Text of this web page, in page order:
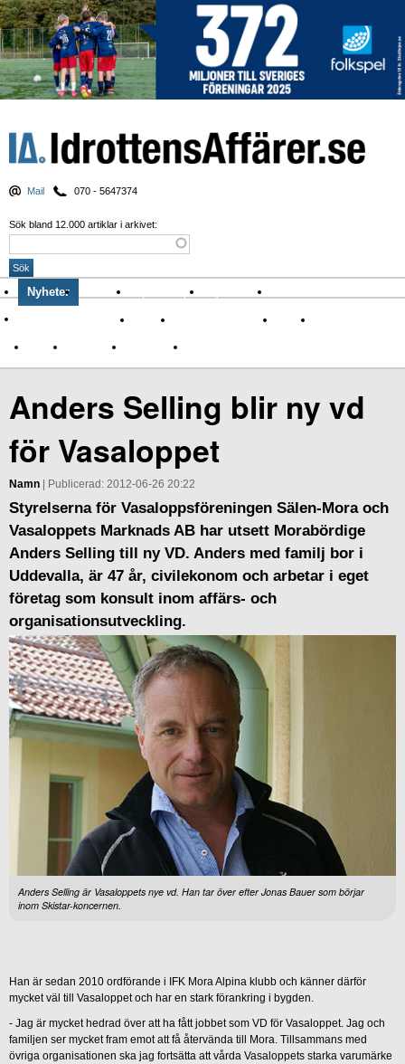
Mail 070 - 5647374
Sök bland 12.000 artiklar i arkivet:
Nyheter Krönikor Sport & spel Nyhetsbrev
Om Idrottens Affärer
Affärer I spåren av Corona Arena
Namn Sponsring TV-nyheter
Anders Selling blir ny vd
för Vasaloppet
Namn | Publicerad: 2012-06-26 20:22
Styrelserna för Vasaloppsföreningen Sälen-Mora och
Vasaloppets Marknads AB har utsett Morabördige
Anders Selling till ny VD. Anders med familj bor i
Uddevalla, är 47 år, civilekonom och arbetar i eget
företag som konsult inom affärs- och
organisationsutveckling.
Anders Selling är Vasaloppets nye vd. Han tar över efter Jonas Bauer som börjar
inom Skistar-koncernen.
Han är sedan 2010 ordförande i IFK Mora Alpina klubb och känner därför
mycket väl till Vasaloppet och har en stark förankring i bygden.
- Jag är mycket hedrad över att ha fått jobbet som VD för Vasaloppet. Jag och
familjen ser mycket fram emot att få återvända till Mora. Tillsammans med
övriga organisationen ska jag fortsätta att vårda Vasaloppets starka varumärke